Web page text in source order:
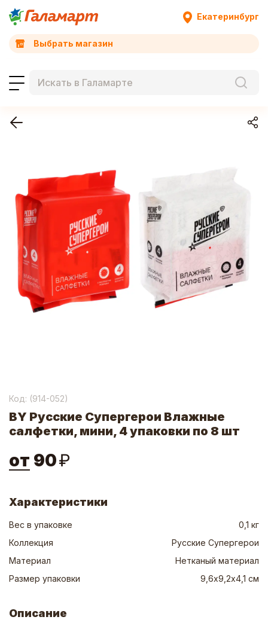
Екатеринбург
Выбрать магазин
Код: (914-052)
BY Русские Супергерои Влажные
салфетки, мини, 4 упаковки по 8 шт
от 90₽
Характеристики
Вес в упаковке
0,1 кг
Коллекция
Русские Супергерои
Материал
Нетканый материал
Размер упаковки
9,6х9,2х4,1 см
Описание